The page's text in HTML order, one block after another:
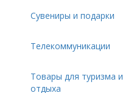
Сувениры и подарки
Телекоммуникации
Товары для туризма и
отдыха